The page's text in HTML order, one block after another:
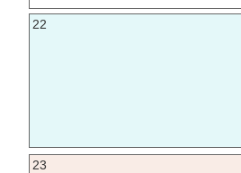
22
23